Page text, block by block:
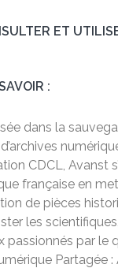
ET
:
dans la
CDCL, Avanst
française en
de pièces
les
passionnés par le
Partagée